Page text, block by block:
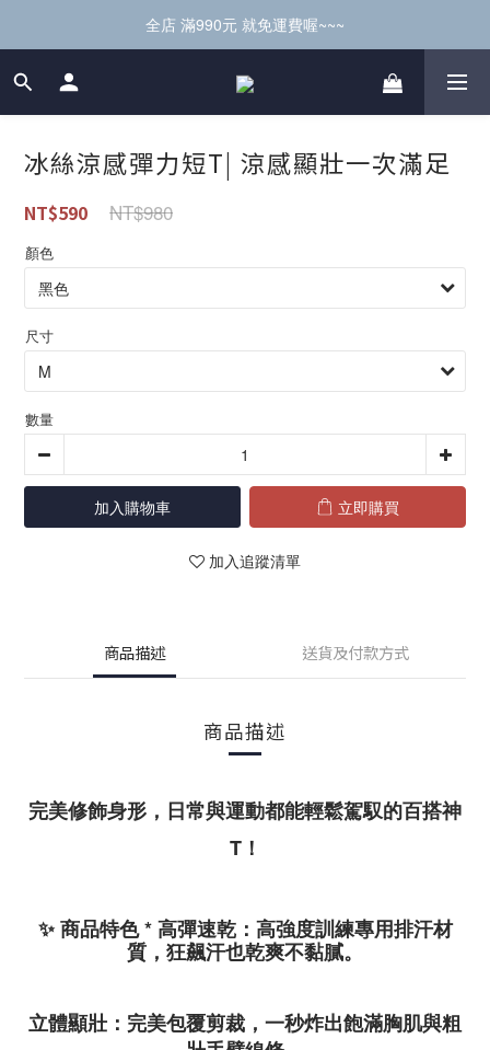
全店 滿990元 就免運費喔~~~
冰絲涼感彈力短T| 涼感顯壯一次滿足
NT$590 NT$980
顏色
尺寸
數量
加入購物車 立即購買
加入追蹤清單
商品描述 送貨及付款方式
商品描述
完美修飾身形，日常與運動都能輕鬆駕馭的百搭神
T！
✨商品特色*高彈速乾：高強度訓練專用排汗材
質，狂飆汗也乾爽不黏膩。
立體顯壯 ：完美包覆剪裁，一秒炸出飽滿胸肌與粗